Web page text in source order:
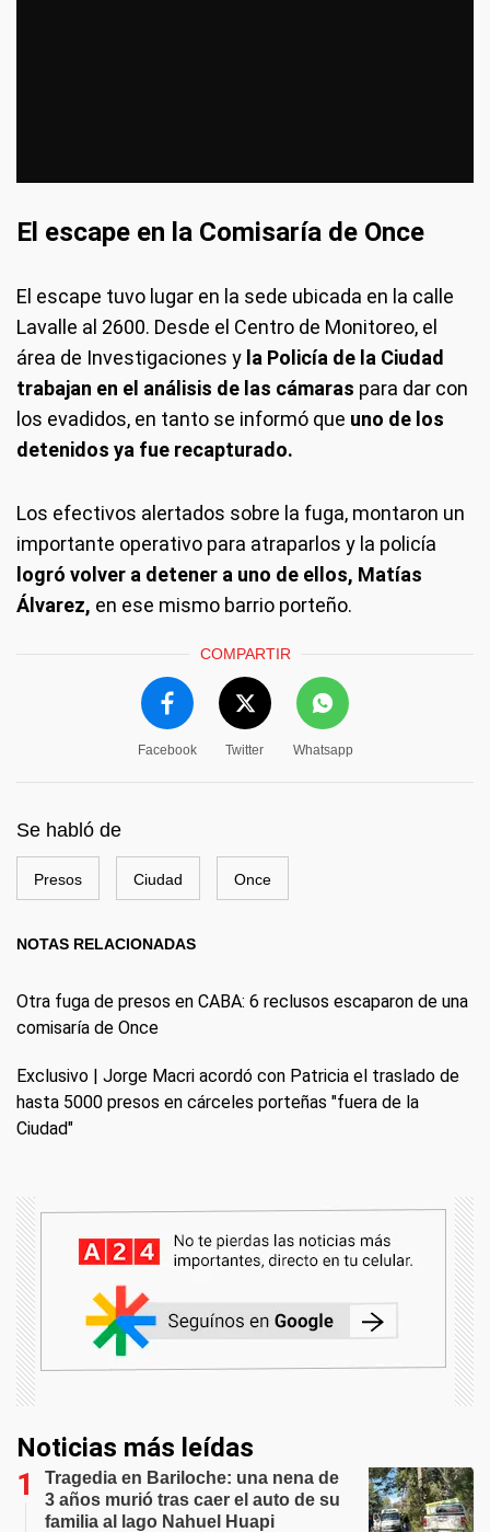
El escape en la Comisaría de Once
El escape tuvo lugar en la sede ubicada en la calle
Lavalle al 2600. Desde el Centro de Monitoreo, el
área de Investigaciones y la Policía de la Ciudad
trabajan en el análisis de las cámaras para dar con
los evadidos, en tanto se informó que uno de los
detenidos ya fue recapturado.
Los efectivos alertados sobre la fuga, montaron un
importante operativo para atraparlos y la policía
logró volver a detener a uno de ellos, Matías
Álvarez, en ese mismo barrio porteño.
COMPARTIR
Facebook Twitter Whatsapp
Se habló de
Presos Ciudad Once
NOTAS RELACIONADAS
Otra fuga de presos en CABA: 6 reclusos escaparon de una
comisaría de Once
Exclusivo | Jorge Macri acordó con Patricia el traslado de
hasta 5000 presos en cárceles porteñas "fuera de la
Ciudad"
Noticias más leídas
Tragedia en Bariloche: una nena de
3 años murió tras caer el auto de su
familia al lago Nahuel Huapi